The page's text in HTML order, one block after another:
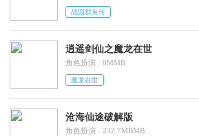
战国群英传
逍遥剑仙之魔龙在世
角色扮演 0MMB
魔龙在世
沧海仙途破解版
角色扮演 232.7MBMB